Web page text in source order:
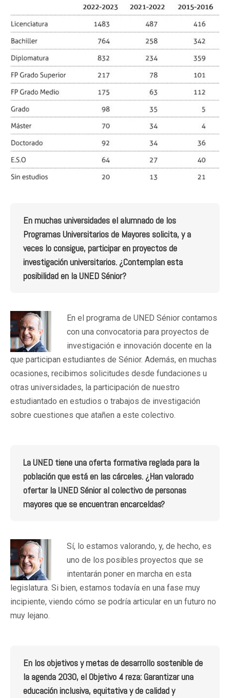
En muchas universidades el alumnado de los
Programas Universitarios de Mayores solicita, y a
veces lo consigue, participar en proyectos de
investigación universitarios. ¿Contemplan esta
posibilidad en la UNED Sénior?
En el programa de UNED Sénior contamos
con una convocatoria para proyectos de
investigación e innovación docente en la
que participan estudiantes de Sénior. Además, en muchas
ocasiones, recibimos solicitudes desde fundaciones u
otras universidades, la participación de nuestro
estudiantado en estudios o trabajos de investigación
sobre cuestiones que atañen a este colectivo.
La UNED tiene una oferta formativa reglada para la
población que está en las cárceles. ¿Han valorado
ofertar la UNED Sénior al colectivo de personas
mayores que se encuentran encarceldas?
Sí, lo estamos valorando, y, de hecho, es
uno de los posibles proyectos que se
intentarán poner en marcha en esta
legislatura. Si bien, estamos todavía en una fase muy
incipiente, viendo cómo se podría articular en un futuro no
muy lejano.
En los objetivos y metas de desarrollo sostenible de
la agenda 2030, el Objetivo 4 reza: Garantizar una
educación inclusiva, equitativa y de calidad y